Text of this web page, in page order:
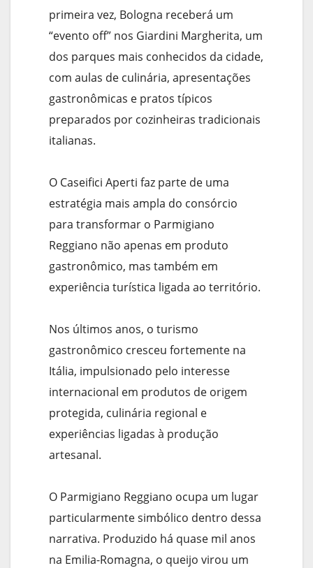
primeira vez, Bologna receberá um
“evento off” nos Giardini Margherita, um
dos parques mais conhecidos da cidade,
com aulas de culinária, apresentações
gastronômicas e pratos típicos
preparados por cozinheiras tradicionais
italianas.
O Caseifici Aperti faz parte de uma
estratégia mais ampla do consórcio
para transformar o Parmigiano
Reggiano não apenas em produto
gastronômico, mas também em
experiência turística ligada ao território.
Nos últimos anos, o turismo
gastronômico cresceu fortemente na
Itália, impulsionado pelo interesse
internacional em produtos de origem
protegida, culinária regional e
experiências ligadas à produção
artesanal.
O Parmigiano Reggiano ocupa um lugar
particularmente simbólico dentro dessa
narrativa. Produzido há quase mil anos
na Emilia-Romagna, o queijo virou um